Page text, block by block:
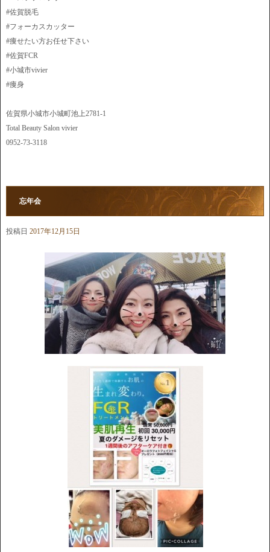
#佐賀脱毛
#フォーカスカッター
#痩せたい方お任せ下さい
#佐賀FCR
#小城市vivier
#痩身
佐賀県小城市小城町池上2781-1
Total Beauty Salon vivier
0952-73-3118
忘年会
投稿日 2017年12月15日